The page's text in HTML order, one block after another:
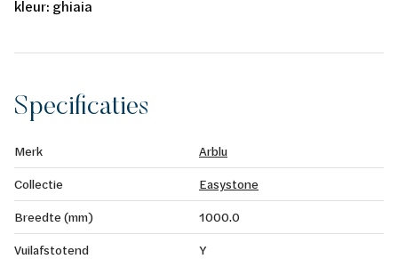
kleur: ghiaia
Specificaties
Merk
Arblu
Collectie
Easystone
Breedte (mm)
1000.0
Vuilafstotend
Y